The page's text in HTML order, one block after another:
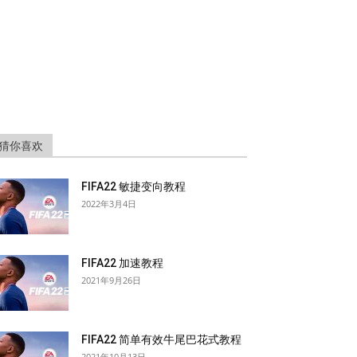
你喜欢
FIFA22 敏捷变向教程
2022年3月4日
FIFA22 加速教程
2021年9月26日
FIFA22 简单有效牛尾巴花式教程